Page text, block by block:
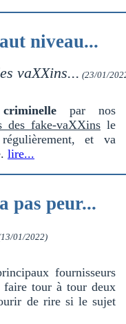
niveau...
vaXXins... (23/01/
par nos
des fake-vaXXins le
et va
lire...
pas peur...
01/2022)
fournisseurs
tour à tour deux
de rire si le sujet